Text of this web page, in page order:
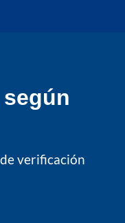
según
verificación